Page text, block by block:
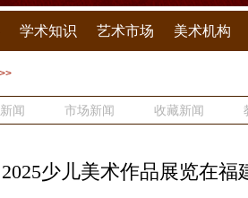
学术知识 艺术市场 美术机构
>>
闻 市场新闻 收藏新闻
2025少儿美术作品展览在福